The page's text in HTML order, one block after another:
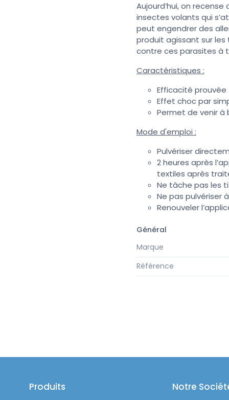
Aujourd’hui, on
insectes volants qui
peut engendrer des
produit agissant sur
contre ces parasites à
Caractéristiques :
Efficacité prouvée
Effet choc par
Permet de venir
Mode d'emploi :
Pulvériser
2 heures après
textiles après
Ne tâche pas les
Ne pas pulvériser
Renouveler
Général
Marque
Référence
Produits Notre